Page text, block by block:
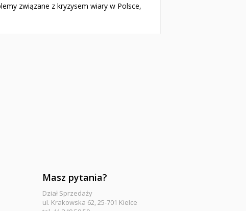
związane z kryzysem wiary w Polsce,
Masz pytania?
Dział Sprzedaży
ul. Krakowska 62, 25-701 Kielce